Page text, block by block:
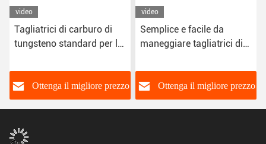
video
Tagliatrici di carburo di
tungsteno standard per la
adattano alla maggior
parte degli strumenti di
lavorazione del legno
Ottenga il migliore prezzo
video
Semplice e facile da
maneggiare tagliatrici di
diversi tipi di legno
Ottenga il migliore prezzo